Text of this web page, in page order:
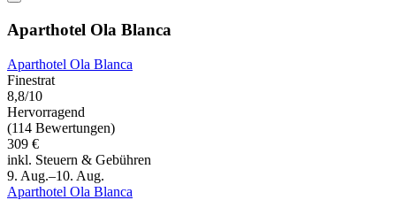
Aparthotel Ola Blanca
Aparthotel Ola Blanca
Finestrat
8,8/10
Hervorragend
(114 Bewertungen)
309 €
inkl. Steuern & Gebühren
9. Aug.–10. Aug.
Aparthotel Ola Blanca